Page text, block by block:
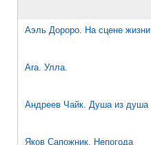
Аэль Дороро. На сцене жизни
Ara. Улла.
Андреев Чайк. Душа из душа
Яков Сапожник. Непогода